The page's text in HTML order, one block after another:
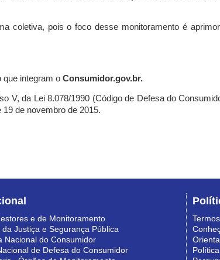
coletiva, pois o foco desse monitoramento é
que integram o Consumidor.gov.br.
V, da Lei 8.078/1990 (Código de Defesa do
19 de novembro de 2015.
e de Monitoramento
da Justiça e Segurança Pública
Nacional do Consumidor
de Defesa do Consumidor